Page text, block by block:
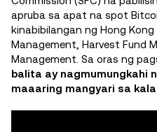
apruba sa apat na spot
kinabibilangan ng Hong
Management, Harvest Fund
Management. Sa oras ng
balita ay nagmumungkahi
maaaring mangyari sa